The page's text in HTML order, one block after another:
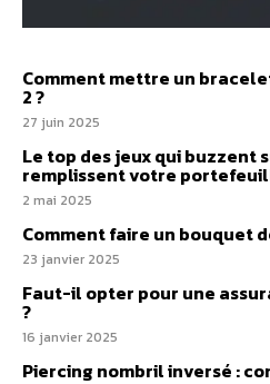
Comment mettre un
2 ?
27 juin 2025
Le top des jeux qui buzzent
remplissent votre
2 mai 2025
Comment faire un bouquet
23 janvier 2025
Faut-il opter pour une
?
16 janvier 2025
Piercing nombril inversé :